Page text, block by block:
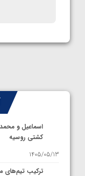
اسماعیل و
کشتی روسیه
1405/05/13
ترکیب تیم‌های